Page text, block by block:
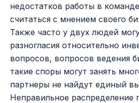
недостатков работы в
считаться с мнением своего
Также часто у двух людей
разногласия относительно
вопросов, вопросов ведения
такие споры могут занять
партнеры не найдут единый
Неправильное распределение